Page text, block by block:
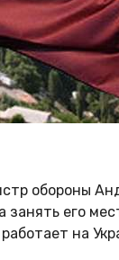
обороны
его
на